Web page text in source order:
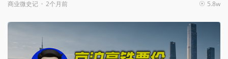
商业微史记 2个月前 5.8w